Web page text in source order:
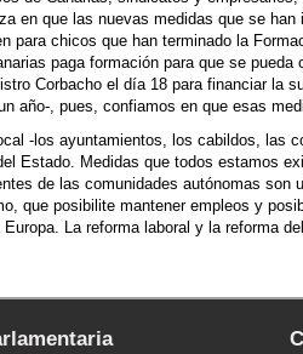
en que las nuevas medidas que se han
para chicos que han terminado la
paga formación para que se pueda
Corbacho el día 18 para financiar la
año-, pues, confiamos en que esas
-los ayuntamientos, los cabildos, las
Estado. Medidas que todos estamos
de las comunidades autónomas son
que posibilite mantener empleos y
La reforma laboral y la reforma